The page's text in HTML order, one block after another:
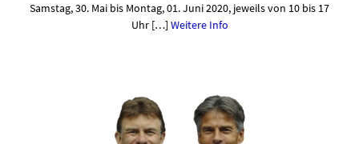
Samstag, 30. Mai bis Montag, 01. Juni 2020, jeweils von 10 bis 17
Uhr […] Weitere Info